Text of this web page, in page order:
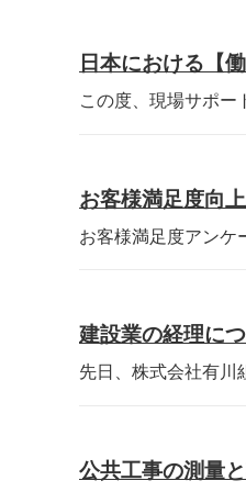
日本における【
この度、現場サポー
お客様満足度向
お客様満足度アンケ
建設業の経理に
先日、株式会社有
公共工事の測量